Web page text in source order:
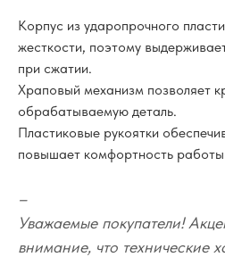
Корпус из ударопрочного
жесткости, поэтому
при сжатии.
Храповый механизм позволяет
обрабатываемую деталь.
Пластиковые рукоятки
повышает комфортность
–
Уважаемые покупатели!
внимание, что технические